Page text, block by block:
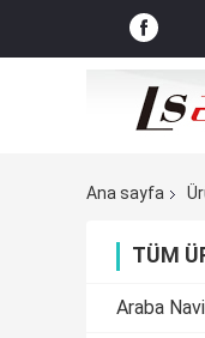
Ana sayfa
TÜM
Araba